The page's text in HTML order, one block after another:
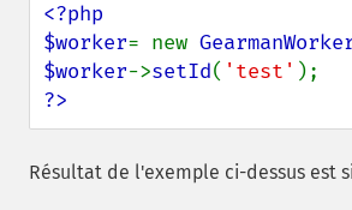
<?php
$worker= new
$worker->setId( 'test'
?>
Résultat de l'exemple ci-dessus est